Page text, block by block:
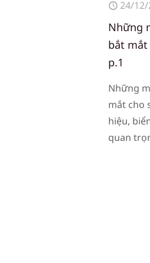
24/12/
Những
bắt mắt
p.1
Những
mắt cho
hiệu,
quan